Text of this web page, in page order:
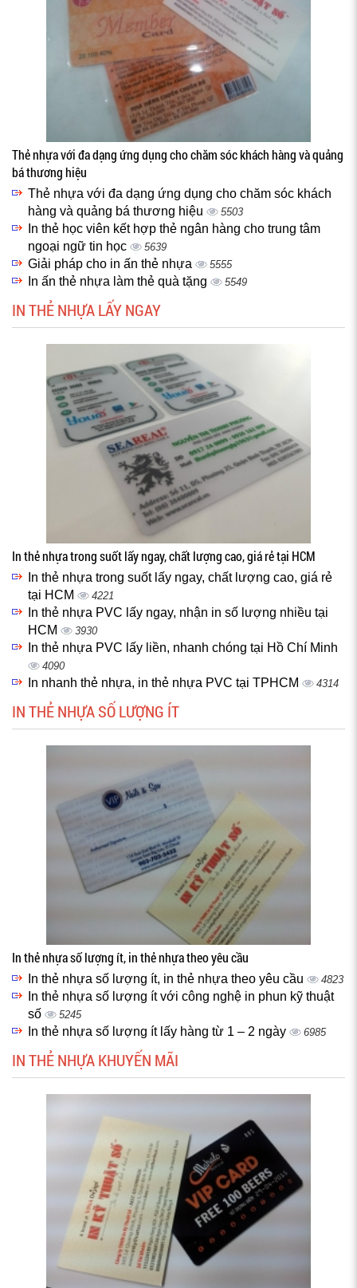
Thẻ nhựa với đa dạng ứng dụng cho chăm sóc khách hàng và quảng
bá thương hiệu
Thẻ nhựa với đa dạng ứng dụng cho chăm sóc khách
hàng và quảng bá thương hiệu
5503
In thẻ học viên kết hợp thẻ ngân hàng cho trung tâm
ngoại ngữ tin học
5639
Giải pháp cho in ấn thẻ nhựa 5555
In ấn thẻ nhựa làm thẻ quà tặng 5549
IN THẺ NHỰA LẤY NGAY
In thẻ nhựa trong suốt lấy ngay, chất lượng cao, giá rẻ tại HCM
In thẻ nhựa trong suốt lấy ngay, chất lượng cao, giá rẻ
tại HCM
4221
In thẻ nhựa PVC lấy ngay, nhận in số lượng nhiều tại
HCM
3930
In thẻ nhựa PVC lấy liền, nhanh chóng tại Hồ Chí Minh
4090
In nhanh thẻ nhựa, in thẻ nhựa PVC tại TPHCM 4314
IN THẺ NHỰA SỐ LƯỢNG ÍT
In thẻ nhựa số lượng ít, in thẻ nhựa theo yêu cầu
In thẻ nhựa số lượng ít, in thẻ nhựa theo yêu cầu 4823
In thẻ nhựa số lượng ít với công nghệ in phun kỹ thuật
số
5245
In thẻ nhựa số lượng ít lấy hàng từ 1 – 2 ngày 6985
IN THẺ NHỰA KHUYẾN MÃI